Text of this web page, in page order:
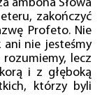
ambona Słowa
zakończyć
Profeto. Nie
nie jesteśmy
lecz
i z głęboką
którzy byli